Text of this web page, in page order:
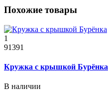
Похожие товары
1
91391
Кружка с крышкой Бурёнка
В наличии